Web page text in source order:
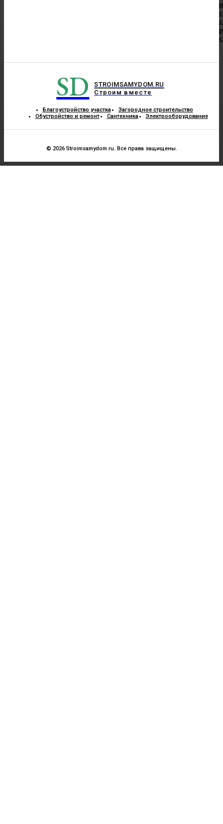
SD
STROIMSAMYDOM.RU
Строим вместе
Благоустройство участка
Загородное строительство
Обустройство и ремонт
Сантехника Электрооборудование
© 2026 Stroimsamydom.ru. Все права защищены.